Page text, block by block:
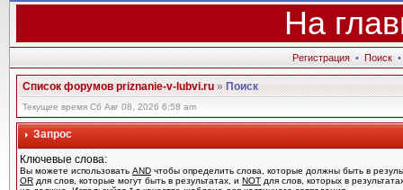
На
Регистрация • Поиск •
Список форумов priznanie-v-lubvi.ru»Поиск
Текущее время Сб Авг 08, 2026 6:58 am
Запрос
Ключевые слова:
Вы можете использовать AND чтобы определить слова, которые должны быть в
OR для слов, которые могут быть в результатах, и NOT для слов, которых в